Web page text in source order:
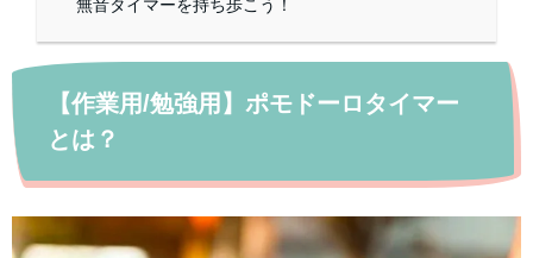
無音タイマーを持ち歩こう！
【作業用/勉強用】ポモドーロタイマー
とは？